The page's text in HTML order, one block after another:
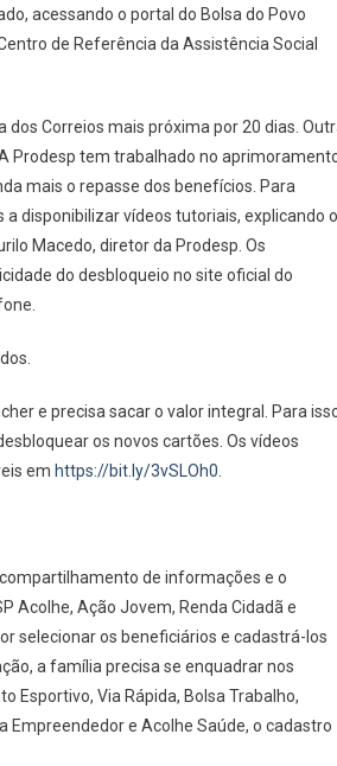
acessando o portal do Bolsa do Povo
de Referência da Assistência Social
Correios mais próxima por 20 dias.
Prodesp tem trabalhado no
mais o repasse dos benefícios. Para
disponibilizar vídeos tutoriais, explicando o
Macedo, diretor da Prodesp. Os
do desbloqueio no site oficial do
e precisa sacar o valor integral. Para
os novos cartões. Os vídeos
em https://bit.ly/3vSLOh0
de informações e o
Acolhe, Ação Jovem, Renda Cidadã e
selecionar os beneficiários e cadastrá-los
a família precisa se enquadrar nos
Esportivo, Via Rápida, Bolsa Trabalho,
Empreendedor e Acolhe Saúde, o cadastro